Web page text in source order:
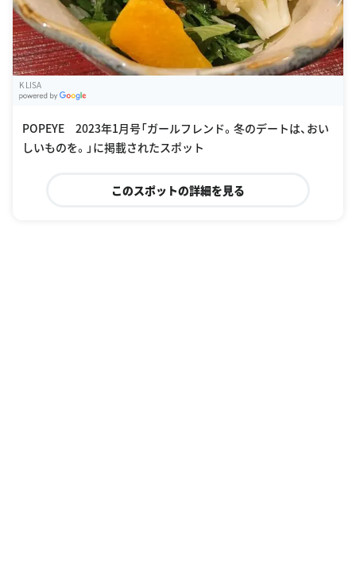
K LISA
POPEYE 2023年1月号「ガールフレンド。冬のデートは、おい
しいものを。」に掲載されたスポット
このスポットの詳細を見る